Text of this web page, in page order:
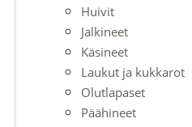
Huivit
Jalkineet
Käsineet
Laukut ja kukkarot
Olutlapaset
Päähineet